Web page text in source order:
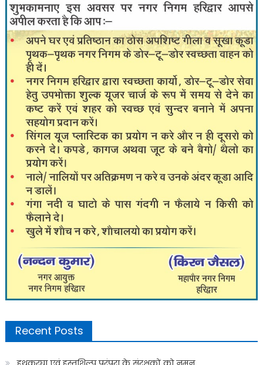
Recent Posts